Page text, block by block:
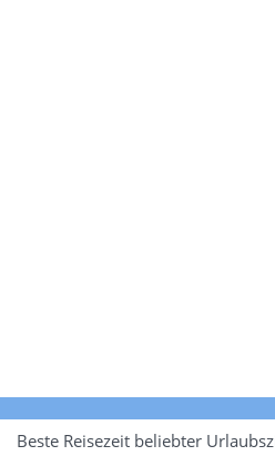
Beste Reisezeit beliebter